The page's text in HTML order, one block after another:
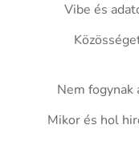
Vibe és
Nem fogynak
Mikor és hol